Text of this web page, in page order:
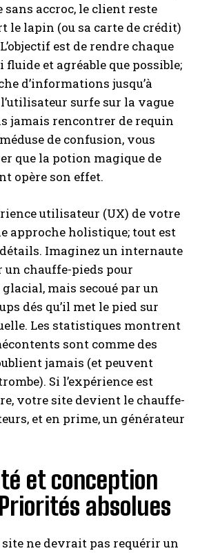
sans accroc, le client reste
le lapin (ou sa carte de crédit)
est de rendre chaque
et agréable que possible;
d’informations jusqu’à
surfe sur la vague
jamais rencontrer de requin
de confusion, vous
que la potion magique de
opère son effet.
utilisateur (UX) de votre
approche holistique; tout est
Imaginez un internaute
chauffe-pieds pour
mais secoué par un
dés qu’il met le pied sur
Les statistiques montrent
sont comme des
jamais (et peuvent
Si l’expérience est
votre site devient le chauffe-
et en prime, un générateur
et conception
absolues
ne devrait pas requérir un